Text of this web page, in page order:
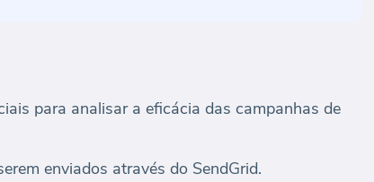
para analisar a eficácia das campanhas de
enviados através do SendGrid.